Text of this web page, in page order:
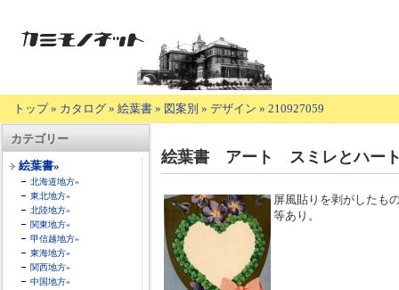
トップ» カタログ » 絵葉書 » 図案別 » デザイン » 210927059
カテゴリー
絵葉書»
北海道地方»
東北地方»
北陸地方»
関東地方»
甲信越地方»
東海地方»
関西地方»
中国地方»
品
の
明】
絵葉書 アート スミレとハー
屏風貼りを剥がしたも
等あり。